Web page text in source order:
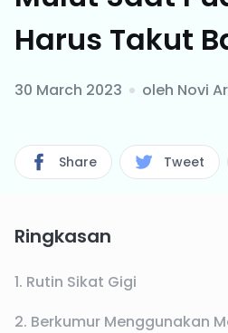
Harus Takut
30 March 2023 oleh Novi
Share Tweet
Ringkasan
1. Rutin Sikat Gigi
2. Berkumur Menggunakan